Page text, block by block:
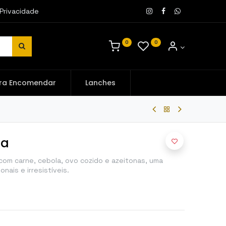
0 0
Encomendar Lanches
carne, cebola, ovo cozido e azeitonas, uma
e irresistíveis.